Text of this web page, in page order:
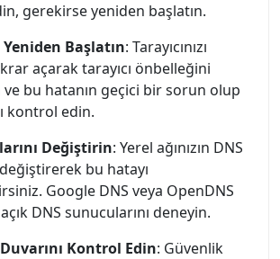
gerekirse yeniden başlatın.
Yeniden Başlatın: Tarayıcınızı
açarak tarayıcı önbelleğini
bu hatanın geçici bir sorun olup
kontrol edin.
Değiştirin: Yerel ağınızın DNS
bu hatayı
Google DNS veya OpenDNS
DNS sunucularını deneyin.
Kontrol Edin: Güvenlik